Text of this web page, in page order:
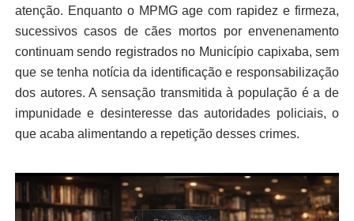
atenção. Enquanto o MPMG age com rapidez e firmeza,
sucessivos casos de cães mortos por envenenamento
continuam sendo registrados no Município capixaba, sem
que se tenha notícia da identificação e responsabilização
dos autores. A sensação transmitida à população é a de
impunidade e desinteresse das autoridades policiais, o
que acaba alimentando a repetição desses crimes.